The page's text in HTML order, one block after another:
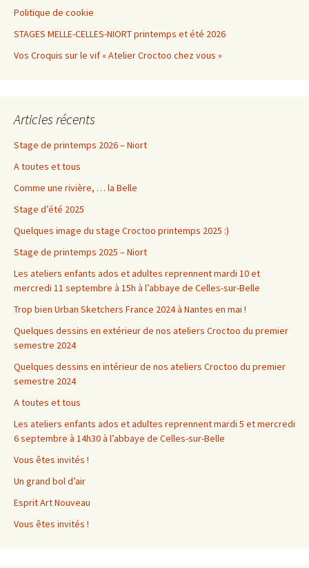
Politique de cookie
STAGES MELLE-CELLES-NIORT printemps et été 2026
Vos Croquis sur le vif « Atelier Croctoo chez vous »
Articles récents
Stage de printemps 2026 – Niort
A toutes et tous
Comme une rivière, … la Belle
Stage d’été 2025
Quelques image du stage Croctoo printemps 2025 :)
Stage de printemps 2025 – Niort
Les ateliers enfants ados et adultes reprennent mardi 10 et
mercredi 11 septembre à 15h à l’abbaye de Celles-sur-Belle
Trop bien Urban Sketchers France 2024 à Nantes en mai !
Quelques dessins en extérieur de nos ateliers Croctoo du premier
semestre 2024
Quelques dessins en intérieur de nos ateliers Croctoo du premier
semestre 2024
A toutes et tous
Les ateliers enfants ados et adultes reprennent mardi 5 et mercredi
6 septembre à 14h30 à l’abbaye de Celles-sur-Belle
Vous êtes invités !
Un grand bol d’air
Esprit Art Nouveau
Vous êtes invités !